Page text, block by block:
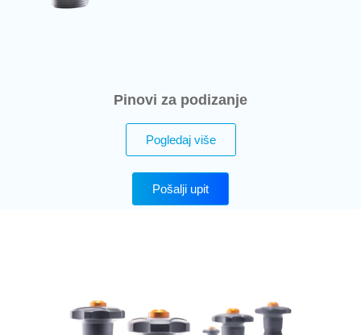
Pinovi za podizanje
Pogledaj više
Pošalji upit